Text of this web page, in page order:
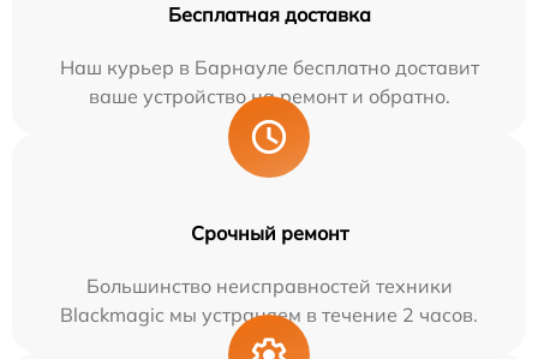
Бесплатная доставка
Наш курьер в Барнауле бесплатно доставит
ваше устройство на ремонт и обратно.
Срочный ремонт
Большинство неисправностей техники
Blackmagic мы устраняем в течение 2 часов.